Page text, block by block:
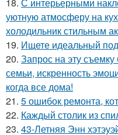
уютную атмосферу на
холодильник стильным
19. Ищете идеальный
20. Запрос на эту съемку
семьи, искренность
когда все дома!
21. 5 ошибок ремонта,
22. Каждый столик из
23. 43-Летняя Энн